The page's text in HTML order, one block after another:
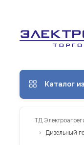
Каталог
ТД
Дизельный